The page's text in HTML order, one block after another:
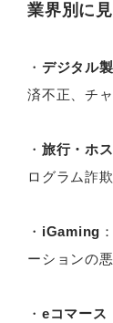
業界別に
・ デジタル
済不正、チ
・ 旅行・ホ
ログラム詐
・ iGaming
ーションの
・ eコマース